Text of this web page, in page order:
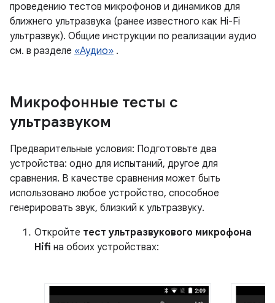
проведению тестов микрофонов и динамиков для
ближнего ультразвука (ранее известного как Hi-Fi
ультразвук). Общие инструкции по реализации аудио
см. в разделе «Аудио» .
Микрофонные тесты с
ультразвуком
Предварительные условия: Подготовьте два
устройства: одно для испытаний, другое для
сравнения. В качестве сравнения может быть
использовано любое устройство, способное
генерировать звук, близкий к ультразвуку.
Откройте тест ультразвукового микрофона
Hifi на обоих устройствах: